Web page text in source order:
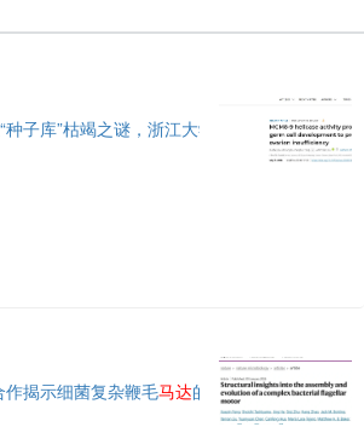
种子库”枯竭之谜，浙江大学刘一丹/陆林宇发现
揭示细菌复杂鞭毛马达的结构组装和演化